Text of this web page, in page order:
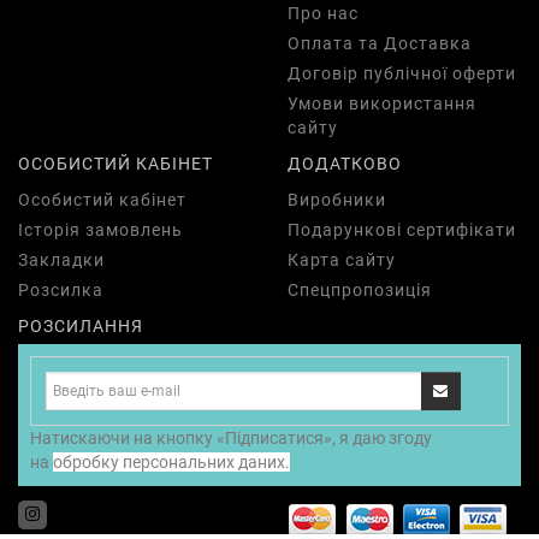
Про нас
Оплата та Доставка
Договір публічної оферти
Умови використання
сайту
ОСОБИСТИЙ КАБІНЕТ
Особистий кабінет
Історія замовлень
Закладки
Розсилка
ДОДАТКОВО
Виробники
Подарункові сертифікати
Карта сайту
Спецпропозиція
РОЗСИЛАННЯ
Натискаючи на кнопку «Підписатися», я даю згоду
на обробку персональних даних.